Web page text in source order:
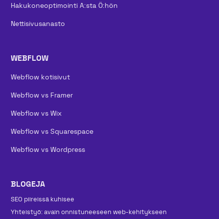
Hakukoneoptimointi A:sta Ö:hön
Nettisivusanasto
WEBFLOW
Webflow kotisivut
Webflow vs Framer
Webflow vs Wix
Webflow vs Squarespace
Webflow vs Wordpress
BLOGEJA
SEO piireissä kuhisee
Yhteistyö: avain onnistuneeseen web-kehitykseen